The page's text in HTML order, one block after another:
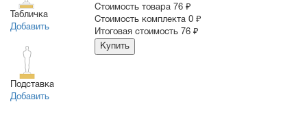
Табличка
Добавить
Подставка
Добавить
Cтоимость товара 76 ₽
Стоимость комплекта 0 ₽
Итоговая стоимость 76 ₽
Купить